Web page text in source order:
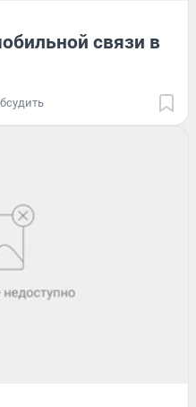
связи в